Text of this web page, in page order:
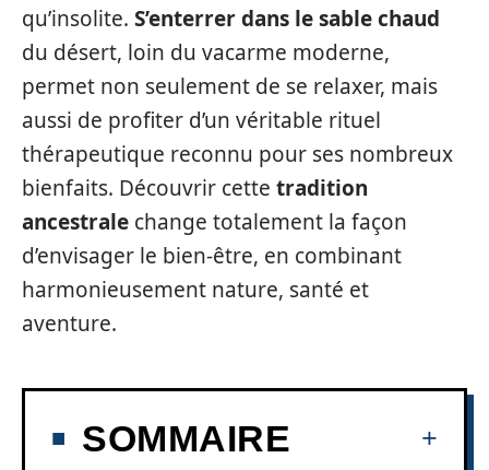
qu’insolite. S’enterrer dans le sable chaud
du désert, loin du vacarme moderne,
permet non seulement de se relaxer, mais
aussi de profiter d’un véritable rituel
thérapeutique reconnu pour ses nombreux
bienfaits. Découvrir cette tradition
ancestrale change totalement la façon
d’envisager le bien-être, en combinant
harmonieusement nature, santé et
aventure.
SOMMAIRE